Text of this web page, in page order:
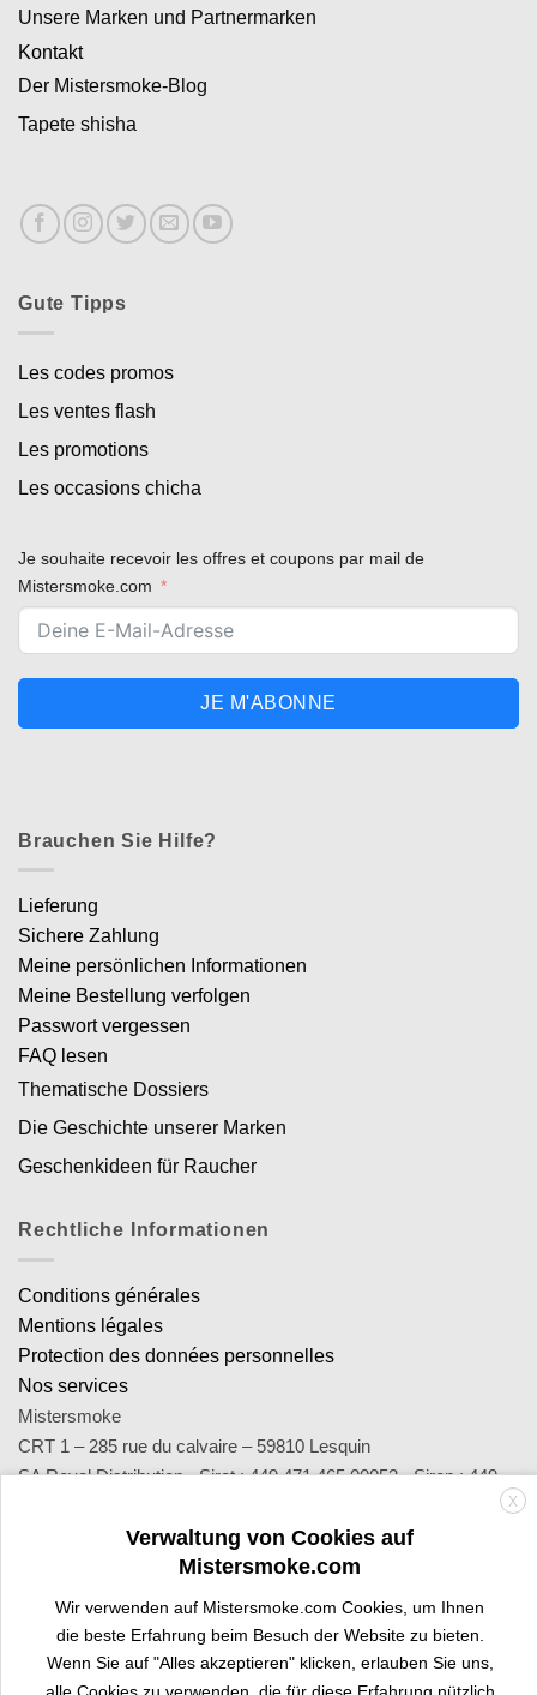
Unsere Marken und Partnermarken
Kontakt
Der Mistersmoke-Blog
Tapete shisha
Gute Tipps
Les codes promos
Les ventes flash
Les promotions
Les occasions chicha
Je souhaite recevoir les offres et coupons par mail de
Mistersmoke.com
JE M'ABONNE
Brauchen Sie Hilfe?
Lieferung
Sichere Zahlung
Meine persönlichen Informationen
Meine Bestellung verfolgen
Passwort vergessen
FAQ lesen
Thematische Dossiers
Die Geschichte unserer Marken
Geschenkideen für Raucher
Rechtliche Informationen
Conditions générales
Mentions légales
Protection des données personnelles
Nos services
Mistersmoke
CRT 1 – 285 rue du calvaire – 59810 Lesquin
SA Royal Distribution - Siret : 449 471 465 00053 - Siren : 449
Contact : notre équipe d’experts est joignable par email
sav@mistersmoke.com ou par téléphone au 03 20 90 56 55 du
X
Verwaltung von Cookies auf
Mistersmoke.com
Wir verwenden auf Mistersmoke.com Cookies, um Ihnen
die beste Erfahrung beim Besuch der Website zu bieten.
Wenn Sie auf "Alles akzeptieren" klicken, erlauben Sie uns,
alle Cookies zu verwenden, die für diese Erfahrung nützlich